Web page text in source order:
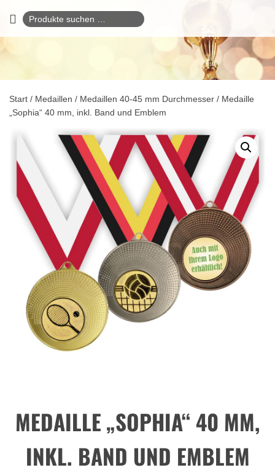
Suchen
nach:
Start / Medaillen / Medaillen 40-45 mm Durchmesser / Medaille
„Sophia“ 40 mm, inkl. Band und Emblem
MEDAILLE „SOPHIA“ 40 MM,
INKL. BAND UND EMBLEM